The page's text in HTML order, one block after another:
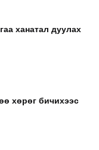
ханатал дуулах
хөрөг бичихээс